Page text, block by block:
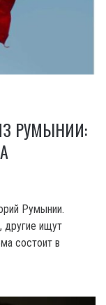
РУМЫНИИ:
Румынии.
другие ищут
состоит в